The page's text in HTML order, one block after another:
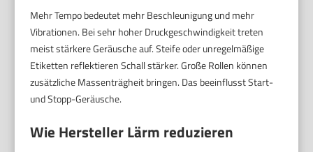
Mehr Tempo bedeutet mehr Beschleunigung und mehr
Vibrationen. Bei sehr hoher Druckgeschwindigkeit treten
meist stärkere Geräusche auf. Steife oder unregelmäßige
Etiketten reflektieren Schall stärker. Große Rollen können
zusätzliche Massenträgheit bringen. Das beeinflusst Start-
und Stopp-Geräusche.
Wie Hersteller Lärm reduzieren